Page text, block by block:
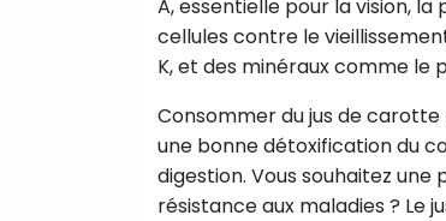
A, essentielle pour la vision,
cellules contre le
K, et des minéraux comme le
Consommer du jus de
une bonne détoxification du
digestion. Vous souhaitez
résistance aux maladies ? Le